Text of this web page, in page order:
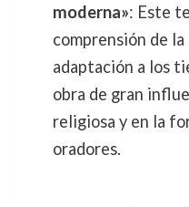
moderna»: Este
comprensión de
adaptación a los
obra de gran
religiosa y en la
oradores.